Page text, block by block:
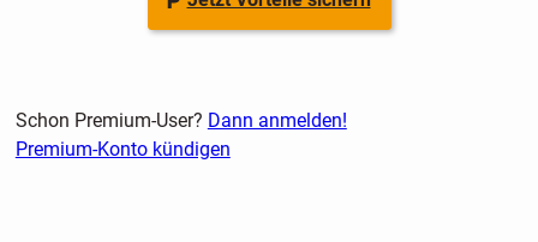
Schon Premium-User? Dann anmelden!
Premium-Konto kündigen